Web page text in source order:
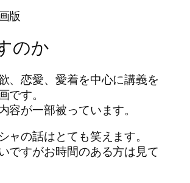
版
のか
、恋愛、愛着を中心に講義を
です。
容が一部被っています。
ャの話はとても笑えます。
ですがお時間のある方は見て